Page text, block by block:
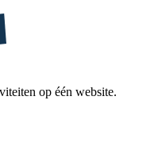
op één website.